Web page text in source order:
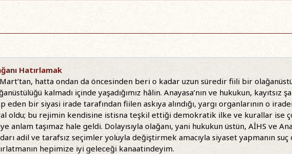
Hatırlamak
hatta ondan da öncesinden beri o kadar uzun süredir fiili bir
kalmadı içinde yaşadığımız hâlin. Anayasa’nın ve hukukun,
eden bir siyasi irade tarafından fiilen askıya alındığı, yargı organlarının o
oldu; bu rejimin kendisine istisna teşkil ettiği demokratik ilke ve kurallar ise
anlam taşımaz hale geldi. Dolayısıyla olağanı, yani hukukun üstün, AİHS ve
adil ve tarafsız seçimler yoluyla değiştirmek amacıyla siyaset yapmanın suç
hepimize iyi geleceği kanaatindeyim.